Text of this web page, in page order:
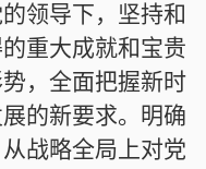
领导下，坚持和
重大成就和宝贵
，全面把握新时
的新要求。明确
战略全局上对党